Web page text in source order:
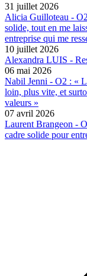
31 juillet 2026
Alicia Guilloteau -
solide, tout en me
entreprise qui me
10 juillet 2026
Alexandra LUIS -
06 mai 2026
Nabil Jenni - O2 : «
loin, plus vite, et
valeurs »
07 avril 2026
Laurent Brangeon -
cadre solide pour